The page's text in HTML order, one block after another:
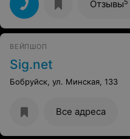
Отзывы5
ВЕЙПШОП
Sig.net
Бобруйск, ул. Минская, 133
Все адреса